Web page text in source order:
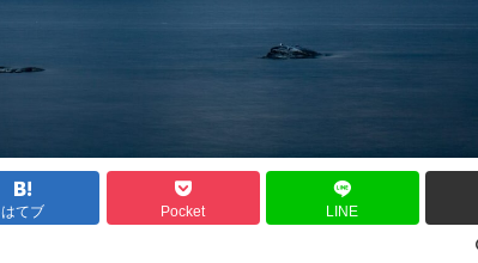
はてブ Pocket LINE